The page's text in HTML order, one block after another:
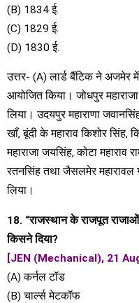
(B) 1834 ई.
(C) 1829 ई.
(D) 1830 ई.
उत्तर- (A) लार्ड बैंटिक ने अजमेर
आयोजित किया। जोधपुर
लिया। उदयपुर महाराणा
खाँ, बूंदी के महाराव किशोर
महाराजा जयसिंह, कोटा महाराव
रतनसिंह तथा जैसलमेर महारावल
लिया।
18. “राजस्थान के राजपूत
किसने दिया?
[JEN (Mechanical), 21
(A) कर्नल टॉड
(B) चार्ल्स मेटकॉफ